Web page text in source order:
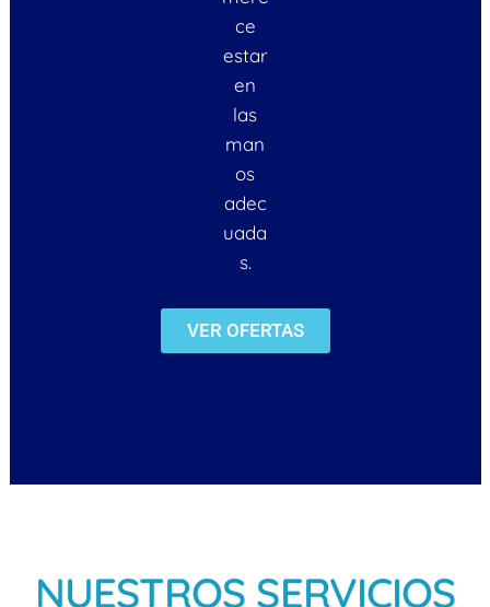
ce
estar
en
las
man
os
adec
uada
s.
VER OFERTAS
NUESTROS SERVICIOS